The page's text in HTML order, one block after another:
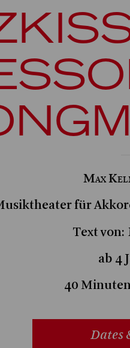
Max
für
Text von:
ab 4
40
Dates